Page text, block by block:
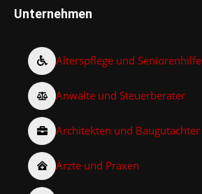
Unternehmen
Alterspflege und Seniorenhilfe
Anwälte und Steuerberater
Architekten und Baugutachter
Ärzte und Praxen